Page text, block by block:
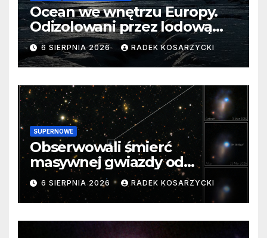
Ocean we wnętrzu Europy.
Odizolowani przez lodową
barierę
6 SIERPNIA 2026 RADEK KOSARZYCKI
SUPERNOWE
Obserwowali śmierć
masywnej gwiazdy od
samego początku. Niezwykle
cenne dane
6 SIERPNIA 2026 RADEK KOSARZYCKI